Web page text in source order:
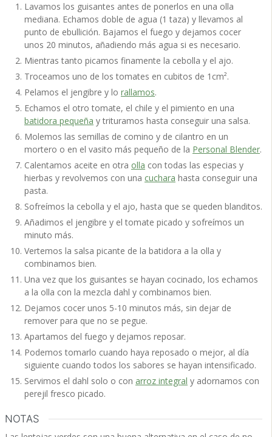
Lavamos los guisantes antes de ponerlos en una olla
mediana. Echamos doble de agua (1 taza) y llevamos al
punto de ebullición. Bajamos el fuego y dejamos cocer
unos 20 minutos, añadiendo más agua si es necesario.
Mientras tanto picamos finamente la cebolla y el ajo.
Troceamos uno de los tomates en cubitos de 1cm².
Pelamos el jengibre y lo rallamos.
Echamos el otro tomate, el chile y el pimiento en una
batidora pequeña y trituramos hasta conseguir una salsa.
Molemos las semillas de comino y de cilantro en un
mortero o en el vasito más pequeño de la Personal Blender.
Calentamos aceite en otra olla con todas las especias y
hierbas y revolvemos con una cuchara hasta conseguir una
pasta.
Sofreímos la cebolla y el ajo, hasta que se queden blanditos.
Añadimos el jengibre y el tomate picado y sofreímos un
minuto más.
Vertemos la salsa picante de la batidora a la olla y
combinamos bien.
Una vez que los guisantes se hayan cocinado, los echamos
a la olla con la mezcla dahl y combinamos bien.
Dejamos cocer unos 5-10 minutos más, sin dejar de
remover para que no se pegue.
Apartamos del fuego y dejamos reposar.
Podemos tomarlo cuando haya reposado o mejor, al día
siguiente cuando todos los sabores se hayan intensificado.
Servimos el dahl solo o con arroz integral y adornamos con
perejil fresco picado.
NOTAS